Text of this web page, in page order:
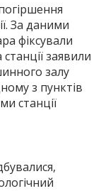
За даними
фіксували
заявили
залу
з пунктів
станції